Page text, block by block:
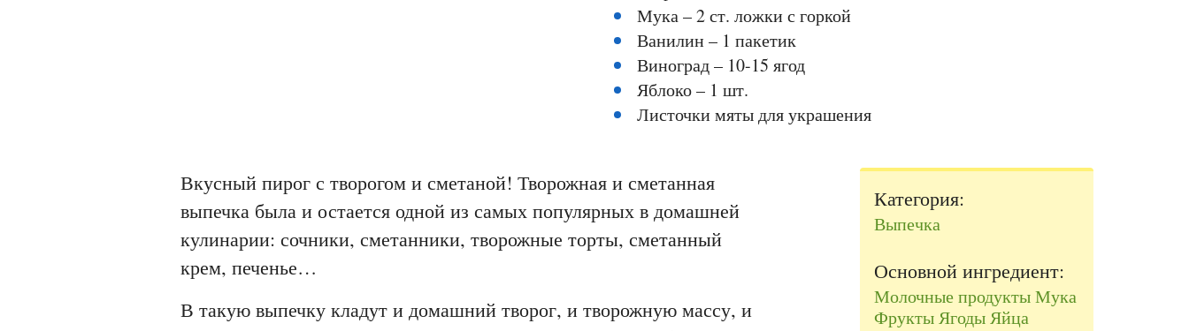
Мука – 2 ст. ложки с горкой
Ванилин – 1 пакетик
Виноград – 10-15 ягод
Яблоко – 1 шт.
Листочки мяты для украшения
Вкусный пирог с творогом и сметаной! Творожная и сметанная
выпечка была и остается одной из самых популярных в домашней
кулинарии: сочники, сметанники, творожные торты, сметанный
крем, печенье…
В такую выпечку кладут и домашний творог, и творожную массу, и
Категория:
Выпечка
Основной ингредиент:
Молочные продуктыМука
ФруктыЯгодыЯйца